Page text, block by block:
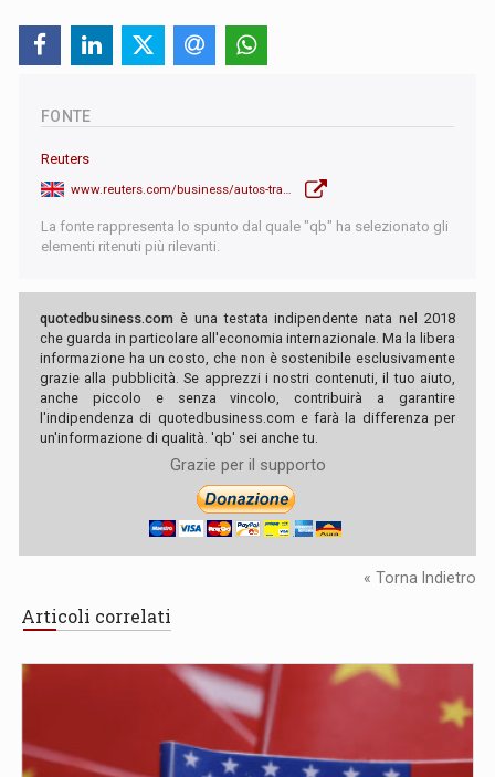
FONTE
Reuters
La fonte rappresenta lo spunto dal quale "qb" ha selezionato gli
elementi ritenuti più rilevanti.
quotedbusiness.com è una testata indipendente nata nel 2018
che guarda in particolare all'economia internazionale. Ma la libera
informazione ha un costo, che non è sostenibile esclusivamente
grazie alla pubblicità. Se apprezzi i nostri contenuti, il tuo aiuto,
anche piccolo e senza vincolo, contribuirà a garantire
l'indipendenza di quotedbusiness.com e farà la differenza per
un'informazione di qualità. 'qb' sei anche tu.
Grazie per il supporto
« Torna Indietro
Articoli correlati